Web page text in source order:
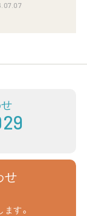
せ
す。